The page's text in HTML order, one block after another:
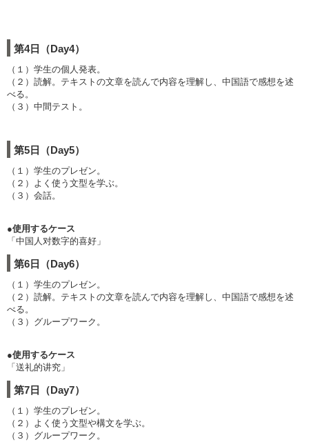
第4日（Day4）
（１）学生の個人発表。
（２）読解。テキストの文章を読んで内容を理解し、中国語で感想を述
べる。
（３）中間テスト。
第5日（Day5）
（１）学生のプレゼン。
（２）よく使う文型を学ぶ。
（３）会話。
●使用するケース
「中国人对数字的喜好」
第6日（Day6）
（１）学生のプレゼン。
（２）読解。テキストの文章を読んで内容を理解し、中国語で感想を述
べる。
（３）グループワーク。
●使用するケース
「送礼的讲究」
第7日（Day7）
（１）学生のプレゼン。
（２）よく使う文型や構文を学ぶ。
（３）グループワーク。